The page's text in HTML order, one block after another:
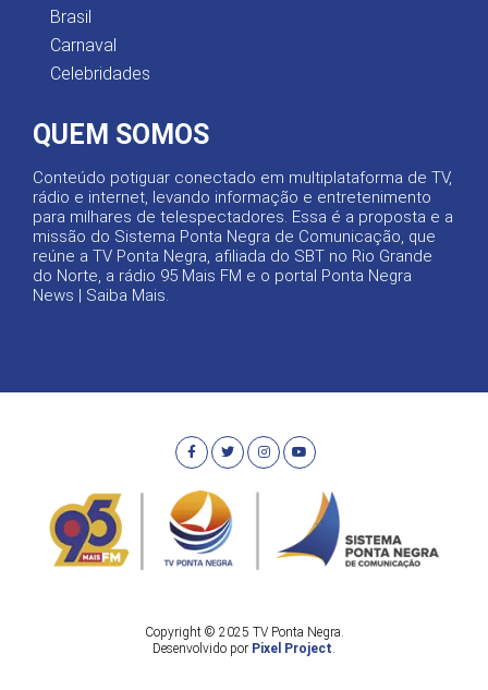
Brasil
Carnaval
Celebridades
QUEM SOMOS
Conteúdo potiguar conectado em multiplataforma de TV,
rádio e internet, levando informação e entretenimento
para milhares de telespectadores. Essa é a proposta e a
missão do Sistema Ponta Negra de Comunicação, que
reúne a TV Ponta Negra, afiliada do SBT no Rio Grande
do Norte, a rádio 95 Mais FM e o portal Ponta Negra
News | Saiba Mais.
Copyright © 2025 TV Ponta Negra.
Desenvolvido por Pixel Project.